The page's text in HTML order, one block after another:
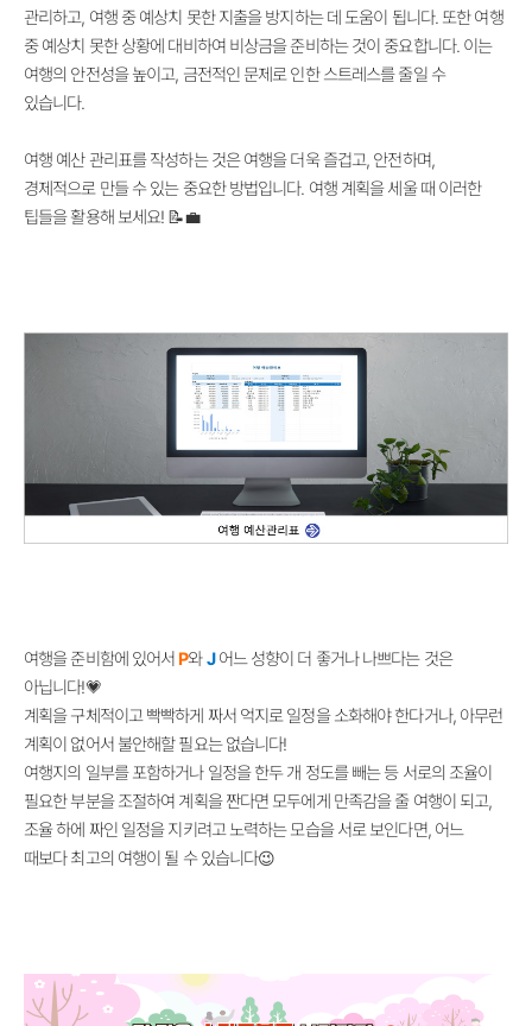
관리하고, 여행 중 예상치 못한 지출을 방지하는 데 도움이 됩니다. 또한 여행
중 예상치 못한 상황에 대비하여 비상금을 준비하는 것이 중요합니다. 이는
여행의 안전성을 높이고, 금전적인 문제로 인한 스트레스를 줄일 수
있습니다.
여행 예산 관리표를 작성하는 것은 여행을 더욱 즐겁고, 안전하며,
경제적으로 만들 수 있는 중요한 방법입니다. 여행 계획을 세울 때 이러한
팁들을 활용해 보세요! 📝💼
여행을 준비함에 있어서 P와J어느 성향이 더 좋거나 나쁘다는 것은
아닙니다!💗
계획을 구체적이고 빡빡하게 짜서 억지로 일정을 소화해야 한다거나, 아무런
계획이 없어서 불안해할 필요는 없습니다!
여행지의 일부를 포함하거나 일정을 한두 개 정도를 빼는 등 서로의 조율이
필요한 부분을 조절하여 계획을 짠다면 모두에게 만족감을 줄 여행이 되고,
조율 하에 짜인 일정을 지키려고 노력하는 모습을 서로 보인다면, 어느
때보다 최고의 여행이 될 수 있습니다😉